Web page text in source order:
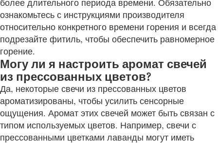
более длительного периода времени. Обязательно
ознакомьтесь с инструкциями производителя
относительно конкретного времени горения и всегда
подрезайте фитиль, чтобы обеспечить равномерное
горение.
Могу ли я настроить аромат свечей
из прессованных цветов?
Да, некоторые свечи из прессованных цветов
ароматизированы, чтобы усилить сенсорные
ощущения. Аромат этих свечей может быть связан с
типом используемых цветов. Например, свечи с
прессованными цветками лаванды могут иметь